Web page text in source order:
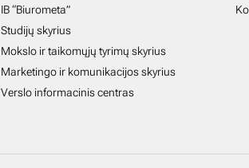
IB “Biurometa”
Studijų skyrius
Mokslo ir taikomųjų tyrimų skyrius
Marketingo ir komunikacijos skyrius
Verslo informacinis centras